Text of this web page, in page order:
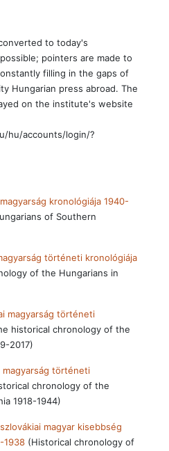
to today's
pointers are made to
filling in the gaps of
Hungarian press abroad. The
on the institute's website
hu/accounts/login/?
kronológiája 1940-
of Southern
történeti kronológiája
of the Hungarians in
magyarság történeti
historical chronology of the
2017)
magyarság történeti
chronology of the
1918-1944)
magyar kisebbség
1938(Historical chronology of